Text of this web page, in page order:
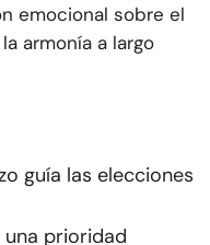
emocional sobre el
armonía a largo
guía las elecciones
una prioridad